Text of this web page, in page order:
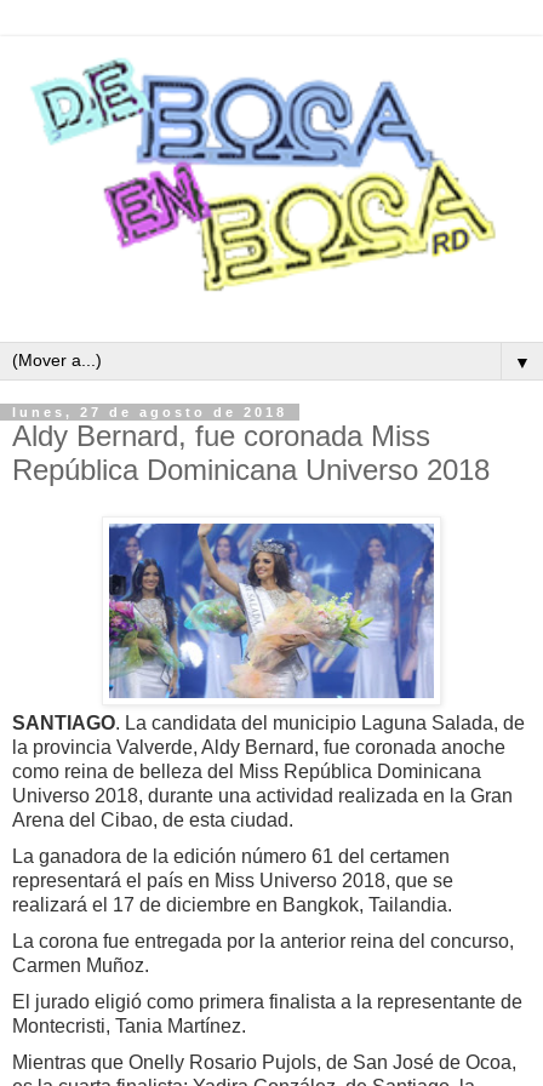
▼
lunes, 27 de agosto de 2018
Aldy Bernard, fue coronada Miss
República Dominicana Universo 2018
SANTIAGO. La candidata del municipio Laguna Salada, de
la provincia Valverde, Aldy Bernard, fue coronada anoche
como reina de belleza del Miss República Dominicana
Universo 2018, durante una actividad realizada en la Gran
Arena del Cibao, de esta ciudad.
La ganadora de la edición número 61 del certamen
representará el país en Miss Universo 2018, que se
realizará el 17 de diciembre en Bangkok, Tailandia.
La corona fue entregada por la anterior reina del concurso,
Carmen Muñoz.
El jurado eligió como primera finalista a la representante de
Montecristi, Tania Martínez.
Mientras que Onelly Rosario Pujols, de San José de Ocoa,